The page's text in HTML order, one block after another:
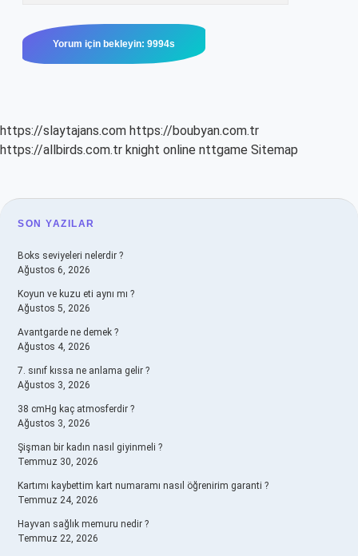
https://slaytajans.com https://boubyan.com.tr
https://allbirds.com.tr knight online nttgame Sitemap
SIDEBAR
SON YAZILAR
Boks seviyeleri nelerdir ?
Ağustos 6, 2026
Koyun ve kuzu eti aynı mı ?
Ağustos 5, 2026
Avantgarde ne demek ?
Ağustos 4, 2026
7. sınıf kıssa ne anlama gelir ?
Ağustos 3, 2026
38 cmHg kaç atmosferdir ?
Ağustos 3, 2026
Şişman bir kadın nasıl giyinmeli ?
Temmuz 30, 2026
Kartımı kaybettim kart numaramı nasıl öğrenirim garanti ?
Temmuz 24, 2026
Hayvan sağlık memuru nedir ?
Temmuz 22, 2026